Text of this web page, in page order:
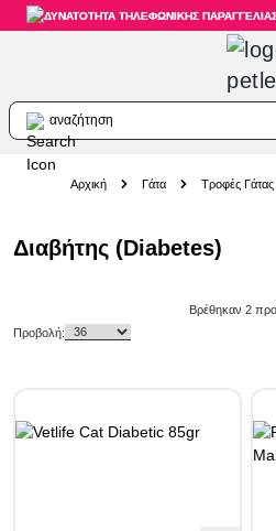
ΔΥΝΑΤΟΤΗΤΑ ΤΗΛΕΦΩΝΙΚΗΣ
Skip to Content
αναζήτηση
Αρχική Γάτα Τροφές Γάτας
Skip to product list
Διαβήτης (Diabetes)
Βρέθηκαν 2
Προβολή: